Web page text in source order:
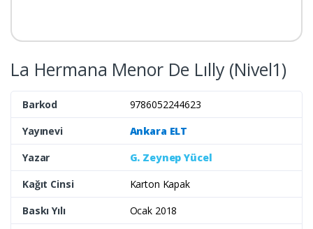
La Hermana Menor De Lılly (Nivel1)
Barkod
9786052244623
Yayınevi
Ankara ELT
Yazar
G. Zeynep Yücel
Kağıt Cinsi
Karton Kapak
Baskı Yılı
Ocak 2018